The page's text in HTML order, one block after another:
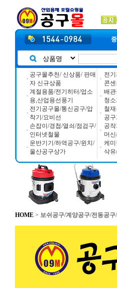
공구몰추천/ 신상품/ 판매
자 신규상품
계절용품/전기히터/업소
용,산업용선풍기
전기공구몰/통신공구/압
착기/요비선
손잡이/경첩/열쇠/점검구/
인터넷철물
운반기기/하역공구/윈치/
울산공구상가
전
콘
배
청
철
공
공
머
케미
삭유
HOME > 보쉬공구/계양공구/전동공구